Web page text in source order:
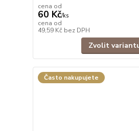
cena od
60 Kč/ks
cena od
49,59 Kč bez DPH
Zvolit
Často nakupujete